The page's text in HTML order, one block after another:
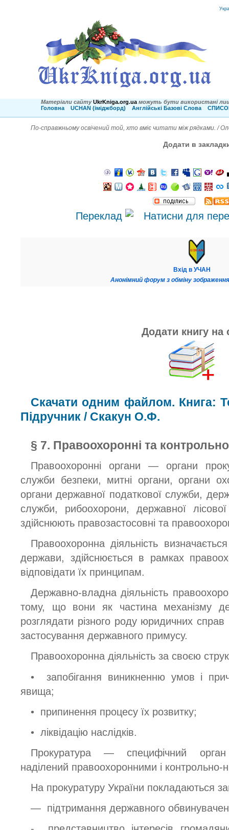
Матеріали сайту UkrKniga.org.ua можуть бути використані
Головна
UCHAN (іміджборд) Англійські Базові Слова
По-справжньому освічений той, хто вміє читати між рядками. /
Додати в
Переклад
Вхід в УЧАН
Анонімний форум з обміну
Додати книгу на
Скачати одним файлом. Книга:
Підручник / Скакун О.Ф.
§ 7. Правоохоронні та
Правоохоронні органи — органи
служби безпеки, митні органи, органи
органи державної податкової служби,
служби, рибоохорони, державної
здійснюють правозастосовні та
Правоохоронна діяльність
держави, здійснюється в рамках
відповідати їх принципам.
Державно-владна діяльність
тому, що вони як частина механізму
розглядати різного роду юридичних
застосування державного примусу.
Правоохоронна діяльність за своєю
• запобігання виникненню умов і
явища;
• припинення процесу їх розвитку;
• ліквідацію наслідків.
Прокуратура — специфічний орган
наділений правоохоронними і
На прокуратуру України покладаються
— підтримання державного